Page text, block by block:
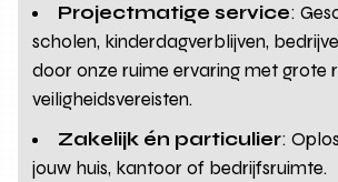
Projectmatige service:
scholen, kinderdagverblijven,
door onze ruime ervaring met grote
veiligheidsvereisten.
Zakelijk én particulier:
jouw huis, kantoor of bedrijfsruimte.